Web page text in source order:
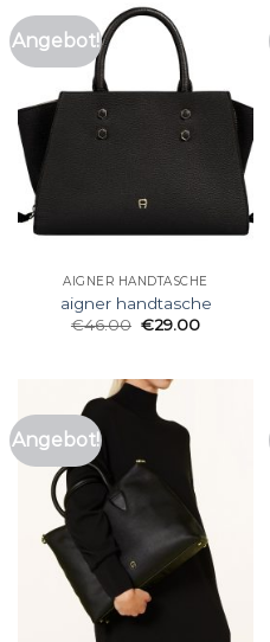
Angebot!
AIGNER HANDTASCHE
aigner handtasche
€46.00 €29.00
Angebot!